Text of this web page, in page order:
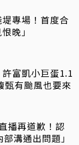
專場！首度合
晚」
富凱小巨蛋1.1
甄有颱風也要來
播再道歉！認
溝通出問題」